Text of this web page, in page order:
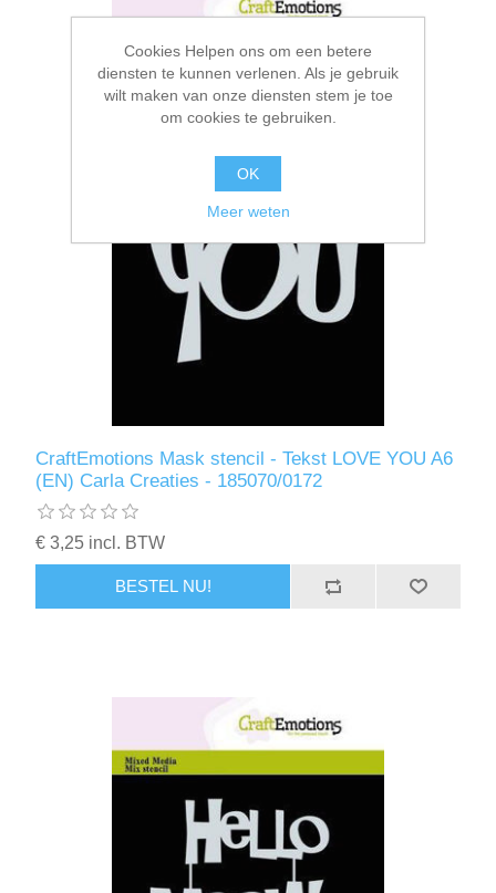
CraftEmotions Mask stencil - Tekst LOVE YOU A6
(EN) Carla Creaties - 185070/0172
€ 3,25 incl. BTW
BESTEL NU!
Cookies Helpen ons om een betere
diensten te kunnen verlenen. Als je gebruik
wilt maken van onze diensten stem je toe
om cookies te gebruiken.
OK
Meer weten